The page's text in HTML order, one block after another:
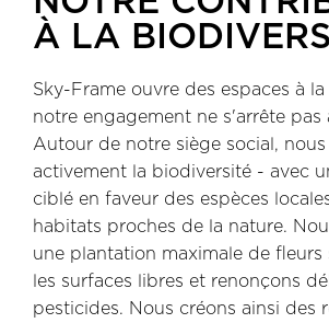
À LA
Sky-Frame ouvre des espaces à
notre engagement ne s'arrête pas
Autour de notre siège social,
activement la biodiversité - avec
ciblé en faveur des espèces
habitats proches de la nature.
une plantation maximale de fleurs
les surfaces libres et renonçons
pesticides. Nous créons ainsi des